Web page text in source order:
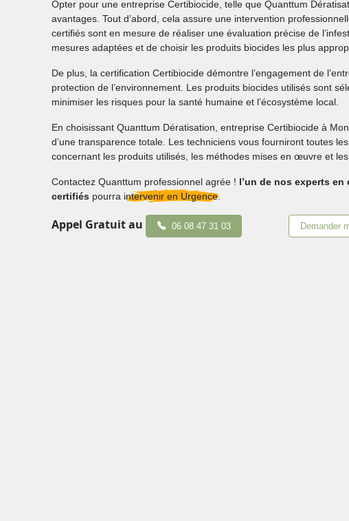
Opter pour une entreprise Certibiocide, telle que Quanttum
avantages. Tout d’abord, cela assure une intervention
certifiés sont en mesure de réaliser une évaluation précise de
mesures adaptées et de choisir les produits biocides les plus
De plus, la certification Certibiocide démontre l’engagement de
protection de l’environnement. Les produits biocides utilisés sont
minimiser les risques pour la santé humaine et l’écosystème local.
En choisissant Quanttum Dératisation, entreprise Certibiocide à
d’une transparence totale. Les techniciens vous fourniront toutes
concernant les produits utilisés, les méthodes mises en œuvre et
Contactez Quanttum professionnel agrée ! l’un de nos experts
certifiés pourraintervenir en Urgence.
Appel Gratuit au 06 08 47 31 03 Demander